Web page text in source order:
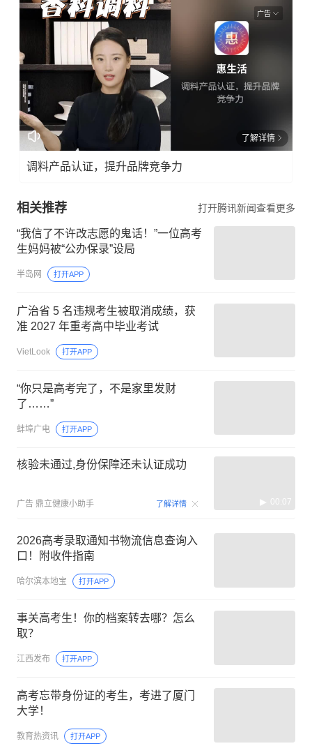
广告
了解详情
调料产品认证，提升品牌竞争力
相关推荐 打开腾讯新闻查看更多
“我信了不许改志愿的鬼话！”一位高考
生妈妈被“公办保录”设局
半岛网 打开APP
广治省 5 名违规考生被取消成绩，获
准 2027 年重考高中毕业考试
VietLook 打开APP
“你只是高考完了，不是家里发财
了……”
蚌埠广电 打开APP
核验未通过,身份保障还未认证成功
广告 鼎立健康小助手 了解详情 00:07
2026高考录取通知书物流信息查询入
口！附收件指南
哈尔滨本地宝 打开APP
事关高考生！你的档案转去哪？怎么
取？
江西发布 打开APP
高考忘带身份证的考生，考进了厦门
大学！
教育热资讯 打开APP